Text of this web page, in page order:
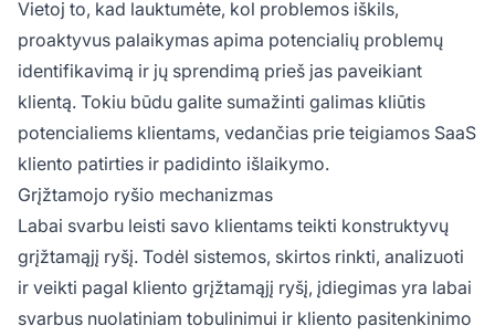
Vietoj to, kad lauktumėte, kol problemos iškils,
proaktyvus palaikymas apima potencialių problemų
identifikavimą ir jų sprendimą prieš jas paveikiant
klientą. Tokiu būdu galite sumažinti galimas kliūtis
potencialiems klientams, vedančias prie teigiamos SaaS
kliento patirties ir padidinto išlaikymo.
Grįžtamojo ryšio mechanizmas
Labai svarbu leisti savo klientams teikti konstruktyvų
grįžtamąjį ryšį. Todėl sistemos, skirtos rinkti, analizuoti
ir veikti pagal kliento grįžtamąjį ryšį, įdiegimas yra labai
svarbus nuolatiniam tobulinimui ir kliento pasitenkinimo